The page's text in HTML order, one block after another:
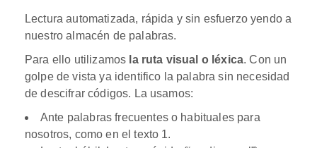
Lectura automatizada, rápida y sin esfuerzo yendo a
nuestro almacén de palabras.
Para ello utilizamos la ruta visual o léxica. Con un
golpe de vista ya identifico la palabra sin necesidad
de descifrar códigos. La usamos:
Ante palabras frecuentes o habituales para
nosotros, como en el texto 1.